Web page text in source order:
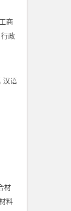
工商
行政
汉语
材
料